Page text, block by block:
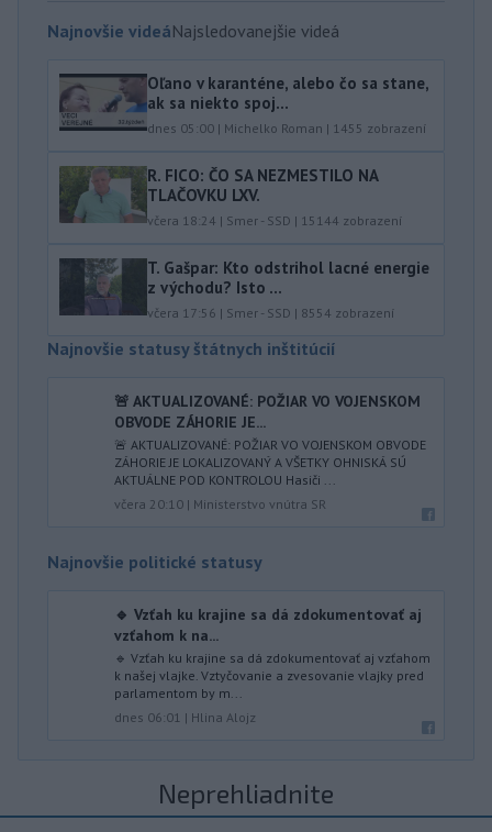
Najnovšie videáNajsledovanejšie videá
Oľano v karanténe, alebo čo sa stane,
ak sa niekto spoj...
dnes 05:00 | Michelko Roman | 1455 zobrazení
R. FICO: ČO SA NEZMESTILO NA
TLAČOVKU LXV.
včera 18:24 | Smer - SSD | 15144 zobrazení
T. Gašpar: Kto odstrihol lacné energie
z východu? Isto ...
včera 17:56 | Smer - SSD | 8554 zobrazení
Najnovšie statusy štátnych inštitúcií
🚨 AKTUALIZOVANÉ: POŽIAR VO VOJENSKOM
OBVODE ZÁHORIE JE...
🚨 AKTUALIZOVANÉ: POŽIAR VO VOJENSKOM OBVODE
ZÁHORIE JE LOKALIZOVANÝ A VŠETKY OHNISKÁ SÚ
AKTUÁLNE POD KONTROLOU Hasiči ...
včera 20:10 | Ministerstvo vnútra SR
Najnovšie politické statusy
🔹 Vzťah ku krajine sa dá zdokumentovať aj
vzťahom k na...
🔹 Vzťah ku krajine sa dá zdokumentovať aj vzťahom
k našej vlajke. Vztyčovanie a zvesovanie vlajky pred
parlamentom by m...
dnes 06:01 | Hlina Alojz
Neprehliadnite